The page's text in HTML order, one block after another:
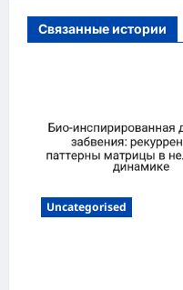
с
и
Связанные истории
Uncategorised